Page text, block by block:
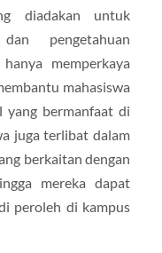
diadakan untuk
pengetahuan
memperkaya
mahasiswa
yang bermanfaat di
juga terlibat dalam
berkaitan dengan
mereka dapat
peroleh di kampus